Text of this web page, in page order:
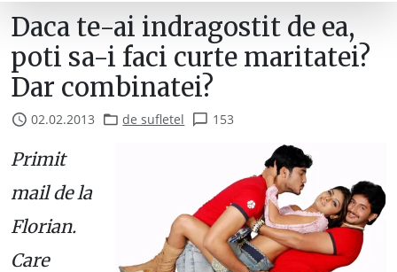
Daca te-ai indragostit de ea,
poti sa-i faci curte maritatei?
Dar combinatei?
02.02.2013 de sufletel 153
Primit
mail de la
Florian.
Care